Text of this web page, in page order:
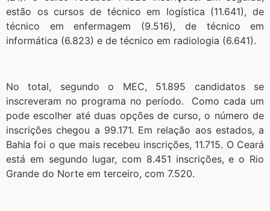
estão os cursos de técnico em logística (11.641), de
técnico em enfermagem (9.516), de técnico em
informática (6.823) e de técnico em radiologia (6.641).
No total, segundo o MEC, 51.895 candidatos se
inscreveram no programa no período. Como cada um
pode escolher até duas opções de curso, o número de
inscrições chegou a 99.171. Em relação aos estados, a
Bahia foi o que mais recebeu inscrições, 11.715. O Ceará
está em segundo lugar, com 8.451 inscrições, e o Rio
Grande do Norte em terceiro, com 7.520.